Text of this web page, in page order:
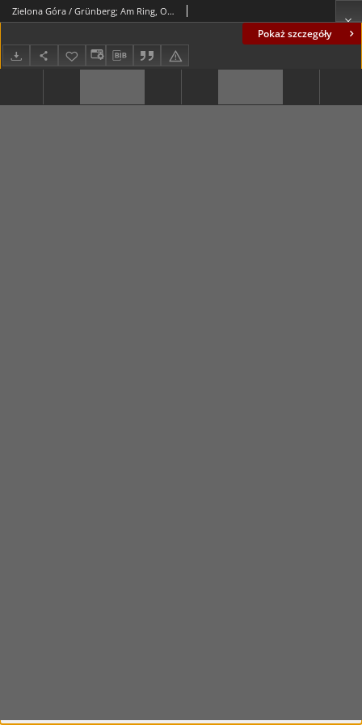
Pokaż szczegóły
Zielona Góra / Grünberg; Am Ring, Obertorstraße; róg ul. Sobieskiego i ul. Pod Filarami